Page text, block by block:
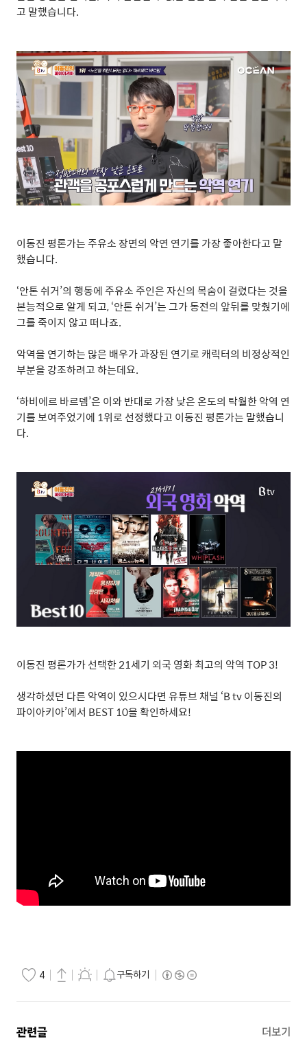
고 말했습니다.
이동진 평론가는 주유소 장면의 악연 연기를 가장 좋아한다고 말
했습니다.
‘안톤 쉬거’의 행동에 주유소 주인은 자신의 목숨이 걸렸다는 것을
본능적으로 알게 되고, ‘안톤 쉬거’는 그가 동전의 앞뒤를 맞췄기에
그를 죽이지 않고 떠나죠.
악역을 연기하는 많은 배우가 과장된 연기로 캐릭터의 비정상적인
부분을 강조하려고 하는데요.
‘하비에르 바르뎀’은 이와 반대로 가장 낮은 온도의 탁월한 악역 연
기를 보여주었기에 1위로 선정했다고 이동진 평론가는 말했습니
다.
이동진 평론가가 선택한21세기 외국 영화 최고의 악역 TOP 3!
생각하셨던 다른 악역이 있으시다면 유튜브 채널 ‘B tv이동진의
파이아키아’에서 BEST 10을 확인하세요!
4 구독하기
관련글 더보기